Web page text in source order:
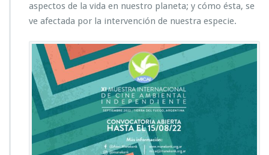
aspectos de la vida en nuestro planeta; y cómo ésta, se
ve afectada por la intervención de nuestra especie.